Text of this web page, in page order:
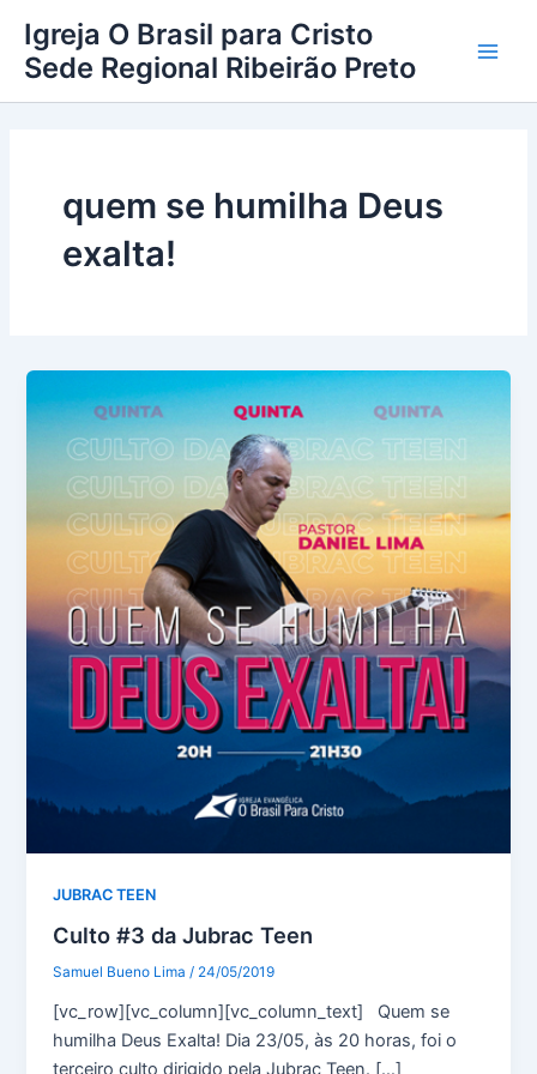
para
conteúdo
Igreja O Brasil para Cristo
Sede Regional Ribeirão Preto
quem se humilha Deus
exalta!
JUBRAC TEEN
Culto #3 da Jubrac Teen
Samuel Bueno Lima/ 24/05/2019
[vc_row][vc_column][vc_column_text] Quem se
humilha Deus Exalta! Dia 23/05, às 20 horas, foi o
terceiro culto dirigido pela Jubrac Teen. […]